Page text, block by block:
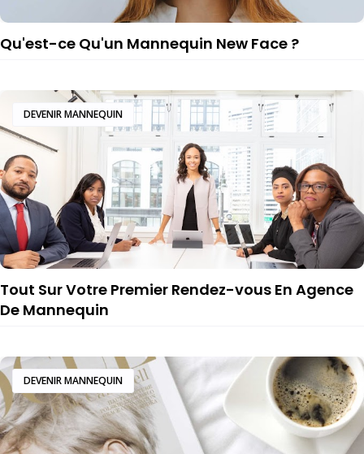
Qu'est-ce Qu'un Mannequin New Face ?
DEVENIR MANNEQUIN
Tout Sur Votre Premier Rendez-vous En Agence
De Mannequin
DEVENIR MANNEQUIN